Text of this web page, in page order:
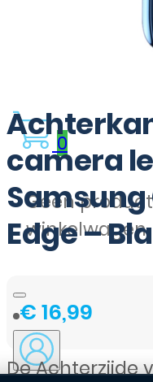
0
Geen
winkelwagen.
camera
Samsung
Edge –
€16,99
De Achterzijde